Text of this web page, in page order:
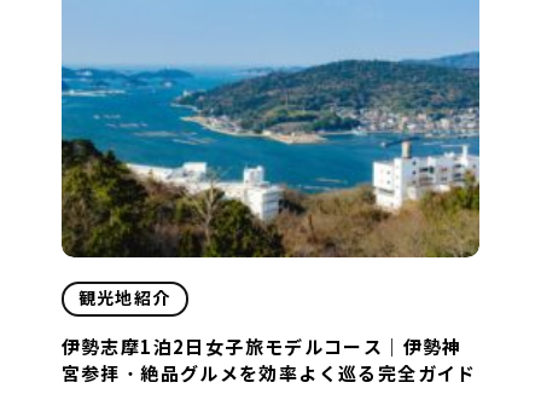
観光地紹介
伊勢志摩1泊2日女子旅モデルコース｜伊勢神
宮参拝・絶品グルメを効率よく巡る完全ガイド